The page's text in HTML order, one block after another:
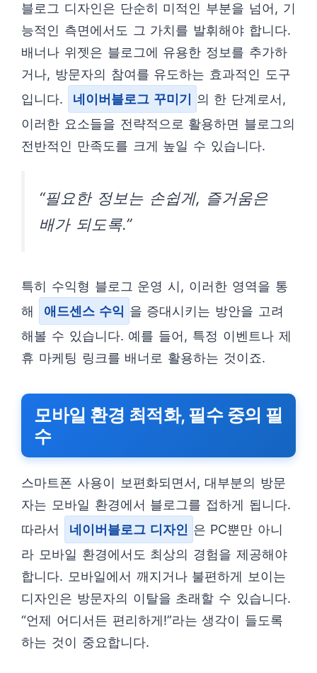
블로그 디자인은 단순히 미적인 부분을 넘어, 기
능적인 측면에서도 그 가치를 발휘해야 합니다.
배너나 위젯은 블로그에 유용한 정보를 추가하
거나, 방문자의 참여를 유도하는 효과적인 도구
입니다.
네이버블로그 꾸미기
의 한 단계로서,
이러한 요소들을 전략적으로 활용하면 블로그의
전반적인 만족도를 크게 높일 수 있습니다.
“필요한 정보는 손쉽게, 즐거움은
배가 되도록.”
특히 수익형 블로그 운영 시, 이러한 영역을 통
해
애드센스 수익 을 증대시키는 방안을 고려
해볼 수 있습니다. 예를 들어, 특정 이벤트나 제
휴 마케팅 링크를 배너로 활용하는 것이죠.
모바일 환경 최적화, 필수 중의 필
수
스마트폰 사용이 보편화되면서, 대부분의 방문
자는 모바일 환경에서 블로그를 접하게 됩니다.
따라서
네이버블로그 디자인 은 PC뿐만 아니
라 모바일 환경에서도 최상의 경험을 제공해야
합니다. 모바일에서 깨지거나 불편하게 보이는
디자인은 방문자의 이탈을 초래할 수 있습니다.
“언제 어디서든 편리하게!”라는 생각이 들도록
하는 것이 중요합니다.